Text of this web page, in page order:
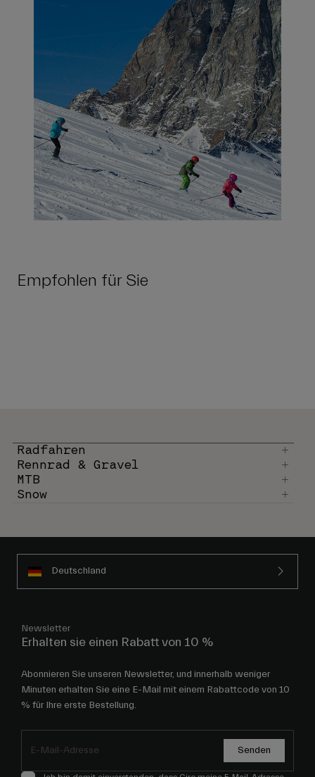
Empfohlen für Sie
Radfahren
Rennrad & Gravel
MTB
Snow
Deutschland
Newsletter
Erhalten sie einen Rabatt von 10 %
Abonnieren Sie unseren Newsletter, und innerhalb weniger
Minuten erhalten Sie eine E-Mail mit einem Rabattcode von 10
% für Ihre erste Bestellung.
Senden